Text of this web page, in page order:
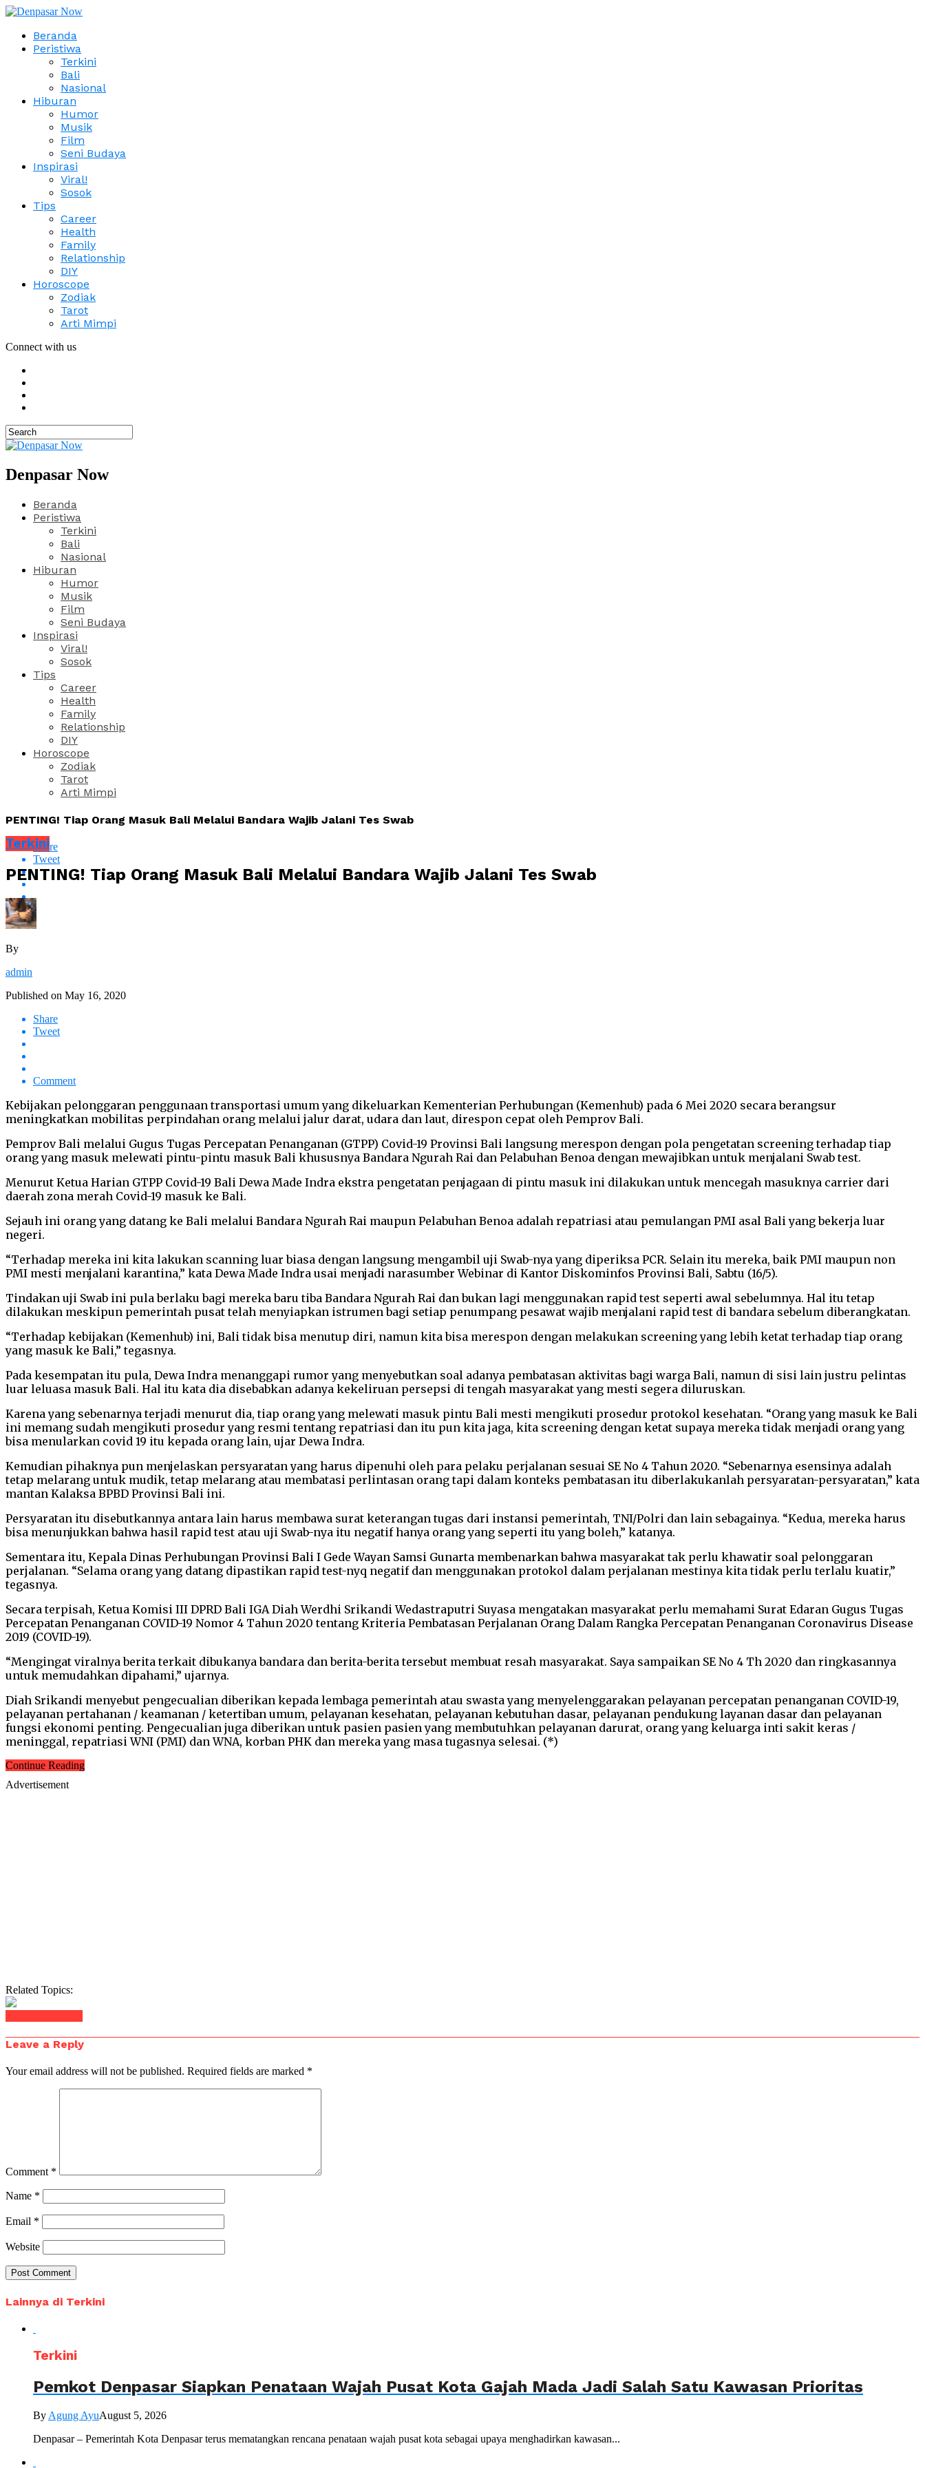
Beranda
Peristiwa
Terkini
Bali
Nasional
Hiburan
Humor
Musik
Film
Seni Budaya
Inspirasi
Viral!
Sosok
Tips
Career
Health
Family
Relationship
DIY
Horoscope
Zodiak
Tarot
Arti Mimpi
Connect with us
Denpasar Now
Beranda
Peristiwa
Terkini
Bali
Nasional
Hiburan
Humor
Musik
Film
Seni Budaya
Inspirasi
Viral!
Sosok
Tips
Career
Health
Family
Relationship
DIY
Horoscope
Zodiak
Tarot
Arti Mimpi
PENTING! Tiap Orang Masuk Bali Melalui Bandara Wajib Jalani Tes Swab
Share
Tweet
Terkini
PENTING! Tiap Orang Masuk Bali Melalui Bandara Wajib Jalani Tes Swab
By
admin
Published on May 16, 2020
Share
Tweet
Comment
Kebijakan pelonggaran penggunaan transportasi umum yang dikeluarkan Kementerian Perhubungan (Kemenhub) pada 6 Mei 2020 secara berangsur
meningkatkan mobilitas perpindahan orang melalui jalur darat, udara dan laut, direspon cepat oleh Pemprov Bali.
Pemprov Bali melalui Gugus Tugas Percepatan Penanganan (GTPP) Covid-19 Provinsi Bali langsung merespon dengan pola pengetatan screening terhadap tiap
orang yang masuk melewati pintu-pintu masuk Bali khususnya Bandara Ngurah Rai dan Pelabuhan Benoa dengan mewajibkan untuk menjalani Swab test.
Menurut Ketua Harian GTPP Covid-19 Bali Dewa Made Indra ekstra pengetatan penjagaan di pintu masuk ini dilakukan untuk mencegah masuknya carrier dari
daerah zona merah Covid-19 masuk ke Bali.
Sejauh ini orang yang datang ke Bali melalui Bandara Ngurah Rai maupun Pelabuhan Benoa adalah repatriasi atau pemulangan PMI asal Bali yang bekerja luar
negeri.
“Terhadap mereka ini kita lakukan scanning luar biasa dengan langsung mengambil uji Swab-nya yang diperiksa PCR. Selain itu mereka, baik PMI maupun non
PMI mesti menjalani karantina,” kata Dewa Made Indra usai menjadi narasumber Webinar di Kantor Diskominfos Provinsi Bali, Sabtu (16/5).
Tindakan uji Swab ini pula berlaku bagi mereka baru tiba Bandara Ngurah Rai dan bukan lagi menggunakan rapid test seperti awal sebelumnya. Hal itu tetap
dilakukan meskipun pemerintah pusat telah menyiapkan istrumen bagi setiap penumpang pesawat wajib menjalani rapid test di bandara sebelum diberangkatan.
“Terhadap kebijakan (Kemenhub) ini, Bali tidak bisa menutup diri, namun kita bisa merespon dengan melakukan screening yang lebih ketat terhadap tiap orang
yang masuk ke Bali,” tegasnya.
Pada kesempatan itu pula, Dewa Indra menanggapi rumor yang menyebutkan soal adanya pembatasan aktivitas bagi warga Bali, namun di sisi lain justru pelintas
luar leluasa masuk Bali. Hal itu kata dia disebabkan adanya kekeliruan persepsi di tengah masyarakat yang mesti segera diluruskan.
Karena yang sebenarnya terjadi menurut dia, tiap orang yang melewati masuk pintu Bali mesti mengikuti prosedur protokol kesehatan. “Orang yang masuk ke Bali
ini memang sudah mengikuti prosedur yang resmi tentang repatriasi dan itu pun kita jaga, kita screening dengan ketat supaya mereka tidak menjadi orang yang
bisa menularkan covid 19 itu kepada orang lain, ujar Dewa Indra.
Kemudian pihaknya pun menjelaskan persyaratan yang harus dipenuhi oleh para pelaku perjalanan sesuai SE No 4 Tahun 2020. “Sebenarnya esensinya adalah
tetap melarang untuk mudik, tetap melarang atau membatasi perlintasan orang tapi dalam konteks pembatasan itu diberlakukanlah persyaratan-persyaratan,” kata
mantan Kalaksa BPBD Provinsi Bali ini.
Persyaratan itu disebutkannya antara lain harus membawa surat keterangan tugas dari instansi pemerintah, TNI/Polri dan lain sebagainya. “Kedua, mereka harus
bisa menunjukkan bahwa hasil rapid test atau uji Swab-nya itu negatif hanya orang yang seperti itu yang boleh,” katanya.
Sementara itu, Kepala Dinas Perhubungan Provinsi Bali I Gede Wayan Samsi Gunarta membenarkan bahwa masyarakat tak perlu khawatir soal pelonggaran
perjalanan. “Selama orang yang datang dipastikan rapid test-nyq negatif dan menggunakan protokol dalam perjalanan mestinya kita tidak perlu terlalu kuatir,”
tegasnya.
Secara terpisah, Ketua Komisi III DPRD Bali IGA Diah Werdhi Srikandi Wedastraputri Suyasa mengatakan masyarakat perlu memahami Surat Edaran Gugus Tugas
Percepatan Penanganan COVID-19 Nomor 4 Tahun 2020 tentang Kriteria Pembatasan Perjalanan Orang Dalam Rangka Percepatan Penanganan Coronavirus Disease
2019 (COVID-19).
“Mengingat viralnya berita terkait dibukanya bandara dan berita-berita tersebut membuat resah masyarakat. Saya sampaikan SE No 4 Th 2020 dan ringkasannya
untuk memudahkan dipahami,” ujarnya.
Diah Srikandi menyebut pengecualian diberikan kepada lembaga pemerintah atau swasta yang menyelenggarakan pelayanan percepatan penanganan COVID-19,
pelayanan pertahanan / keamanan / ketertiban umum, pelayanan kesehatan, pelayanan kebutuhan dasar, pelayanan pendukung layanan dasar dan pelayanan
fungsi ekonomi penting. Pengecualian juga diberikan untuk pasien pasien yang membutuhkan pelayanan darurat, orang yang keluarga inti sakit keras /
meninggal, repatriasi WNI (PMI) dan WNA, korban PHK dan mereka yang masa tugasnya selesai. (*)
Continue Reading
Advertisement
Related Topics:
Leave a Reply
Your email address will not be published. Required fields are marked *
Comment *
Name *
Email *
Website
Lainnya di Terkini
Terkini
Pemkot Denpasar Siapkan Penataan Wajah Pusat Kota Gajah Mada Jadi Salah Satu Kawasan Prioritas
ByAgung AyuAugust 5, 2026
Denpasar – Pemerintah Kota Denpasar terus mematangkan rencana penataan wajah pusat kota sebagai upaya menghadirkan kawasan...